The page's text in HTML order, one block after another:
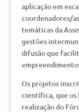
aplicação em
coordenadores/
temáticas da
gestões
difusão que
Os projetos
científica, que os
realização do